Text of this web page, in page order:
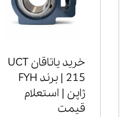
خرید یاتاقان UCT
215 | برند FYH
ژاپن | استعلام
قیمت